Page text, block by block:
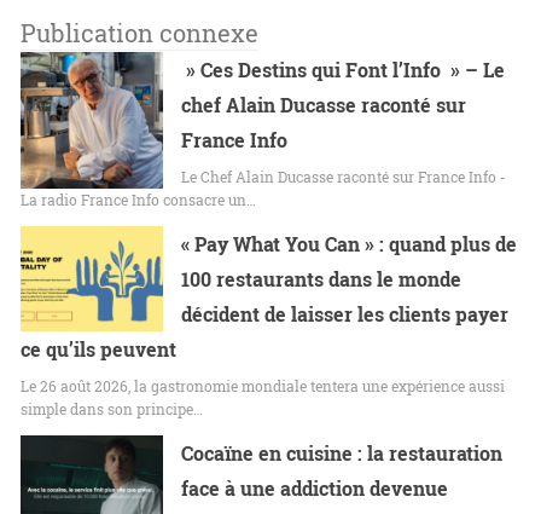
Publication connexe
» Ces Destins qui Font l’Info » – Le
chef Alain Ducasse raconté sur
France Info
Le Chef Alain Ducasse raconté sur France Info -
La radio France Info consacre un…
« Pay What You Can » : quand plus de
100 restaurants dans le monde
décident de laisser les clients payer
ce qu’ils peuvent
Le 26 août 2026, la gastronomie mondiale tentera une expérience aussi
simple dans son principe…
Cocaïne en cuisine : la restauration
face à une addiction devenue